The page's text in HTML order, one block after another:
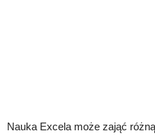
Nauka Excela może zająć